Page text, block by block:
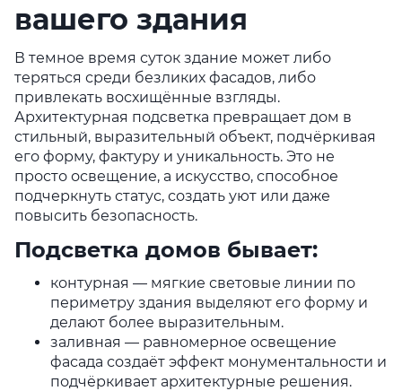
вашего здания
В темное время суток здание может либо
теряться среди безликих фасадов, либо
привлекать восхищённые взгляды.
Архитектурная подсветка превращает дом в
стильный, выразительный объект, подчёркивая
его форму, фактуру и уникальность. Это не
просто освещение, а искусство, способное
подчеркнуть статус, создать уют или даже
повысить безопасность.
Подсветка домов бывает:
контурная — мягкие световые линии по
периметру здания выделяют его форму и
делают более выразительным.
заливная — равномерное освещение
фасада создаёт эффект монументальности и
подчёркивает архитектурные решения.